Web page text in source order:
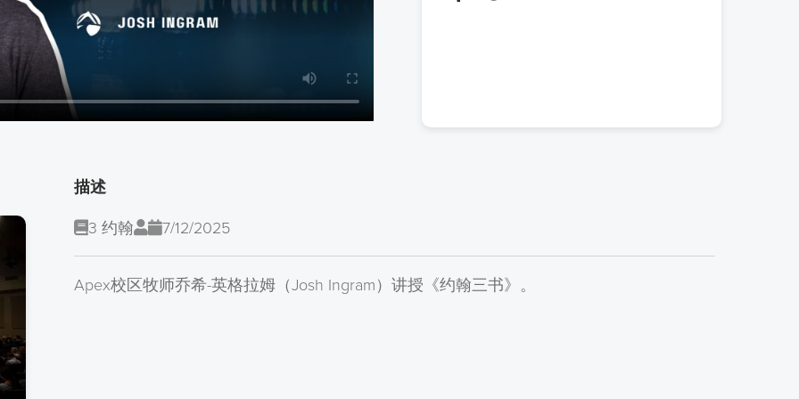
描述
3 约翰 7/12/2025
Apex校区牧师乔希-英格拉姆（Josh Ingram）讲授《约翰三书》。